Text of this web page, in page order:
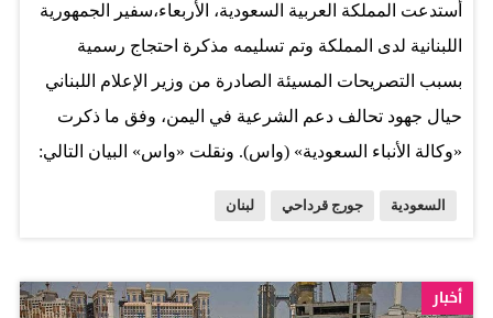
أستدعت المملكة العربية السعودية، الأربعاء،سفير الجمهورية
اللبنانية لدى المملكة وتم تسليمه مذكرة احتجاج رسمية
بسبب التصريحات المسيئة الصادرة من وزير الإعلام اللبناني
حيال جهود تحالف دعم الشرعية في اليمن، وفق ما ذكرت
«وكالة الأنباء السعودية» (واس). ونقلت «واس» البيان التالي:
الخارجية، إذ تعرب عن أسفها لما تضمنته تلك التصريحات من
السعودية جورج قرداحي لبنان
أخبار